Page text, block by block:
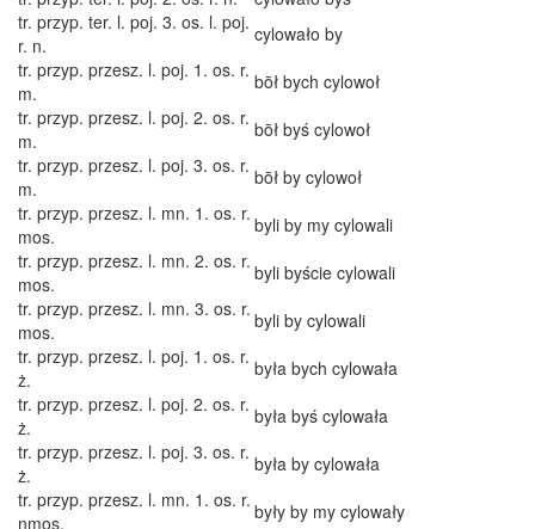
tr. przyp. ter. l. poj. 3. os. l. poj.
r. n.
cylowało by
tr. przyp. przesz. l. poj. 1. os. r.
m.
bōł bych cylowoł
tr. przyp. przesz. l. poj. 2. os. r.
m.
bōł byś cylowoł
tr. przyp. przesz. l. poj. 3. os. r.
m.
bōł by cylowoł
tr. przyp. przesz. l. mn. 1. os. r.
mos.
byli by my cylowali
tr. przyp. przesz. l. mn. 2. os. r.
mos.
byli byście cylowali
tr. przyp. przesz. l. mn. 3. os. r.
mos.
byli by cylowali
tr. przyp. przesz. l. poj. 1. os. r.
ż.
była bych cylowała
tr. przyp. przesz. l. poj. 2. os. r.
ż.
była byś cylowała
tr. przyp. przesz. l. poj. 3. os. r.
ż.
była by cylowała
tr. przyp. przesz. l. mn. 1. os. r.
nmos.
były by my cylowały